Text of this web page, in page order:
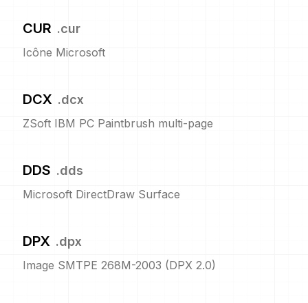
CUR .cur
Icône Microsoft
DCX .dcx
ZSoft IBM PC Paintbrush multi-page
DDS .dds
Microsoft DirectDraw Surface
DPX .dpx
Image SMTPE 268M-2003 (DPX 2.0)